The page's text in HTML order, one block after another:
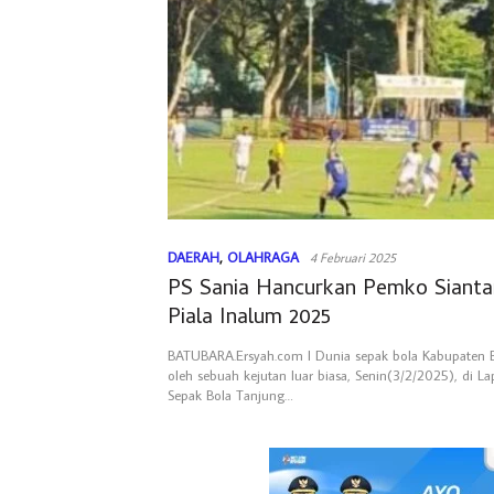
DAERAH, OLAHRAGA 4 Februari 2025
PS Sania Hancurkan Pemko
Piala Inalum 2025
BATUBARA.Ersyah.com l Dunia sepak bola Kabupaten
oleh sebuah kejutan luar biasa, Senin(3/2/2025), di
Sepak Bola Tanjung…